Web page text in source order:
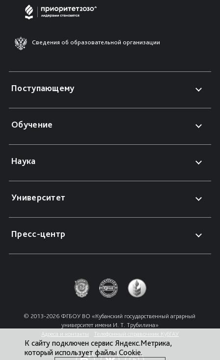
Сведения об образовательной организации
Поступающему
Обучение
Наука
Университет
Пресс-центр
© 2013-2026 ФГБОУ ВО «Кубанский государственный аграрный
университет имени И. Т. Трубилина»
Адреса и контакты
Телефонный справочник КубГАУ
К сайту подключен сервис Яндекс.Метрика,
который использует файлы Cookie.